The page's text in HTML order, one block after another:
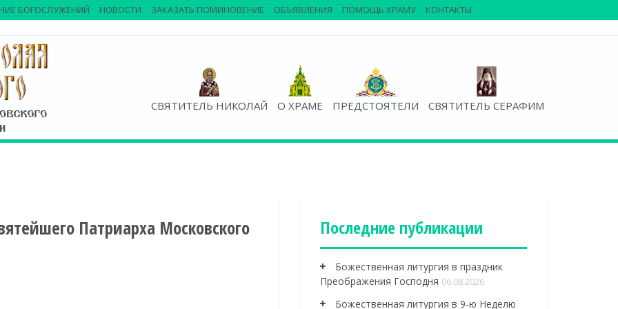
СВЯТИТЕЛЬ НИКОЛАЙ О ХРАМЕ ПРЕДСТОЯТЕЛИ СВЯТИТЕЛЬ СЕРАФИМ
БОГОСЛУЖЕНИЙ НОВОСТИ ЗАКАЗАТЬ ПОМИНОВЕНИЕ ОБЪЯВЛЕНИЯ ПОМОЩЬ ХРАМУ КОНТАКТЫ
Патриарха Московского Последние публикации
Божественная литургия в праздник
Преображения Господня 06.08.2026
Божественная литургия в 9-ю Неделю